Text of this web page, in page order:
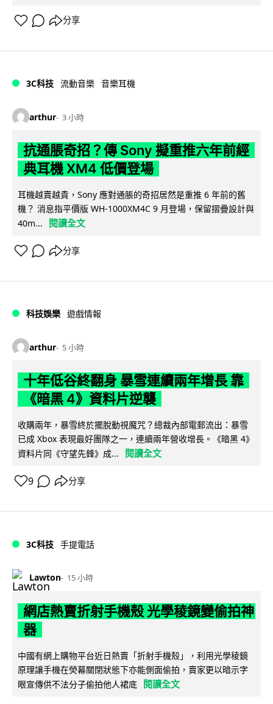
分享
3C科技 流動音樂 音樂耳機
arthur 3 小時
抗通脹奇招？傳 Sony 擬重推六年前經
典耳機 XM4 低價登場
耳機越賣越貴，Sony 應對通脹的奇招居然是重推 6 年前的舊
機？ 消息指平價版 WH-1000XM4C 9 月登場，保留摺疊設計與
40m...
閱讀全文
分享
科技娛樂 遊戲情報
arthur 5 小時
十年低谷終翻身 暴雪連續兩年增長 靠
《暗黑 4》資料片逆襲
收購兩年，暴雪終於擺脫動視魔咒？總裁內部電郵流出：暴雪
已成 Xbox 表現最好團隊之一，連續兩年營收增長。《暗黑 4》
資料片同《守望先鋒》成...
閱讀全文
9 分享
3C科技 手提電話
Lawton 15 小時
網店熱賣折射手機殼 光學稜鏡變偷拍神
器
中國有網上購物平台近日熱賣「折射手機殼」，利用光學稜鏡
原理讓手機在熒幕關閉狀態下亦能側面偷拍，賣家更以暗示字
眼宣傳供不法分子偷拍他人裙底 閱讀全文